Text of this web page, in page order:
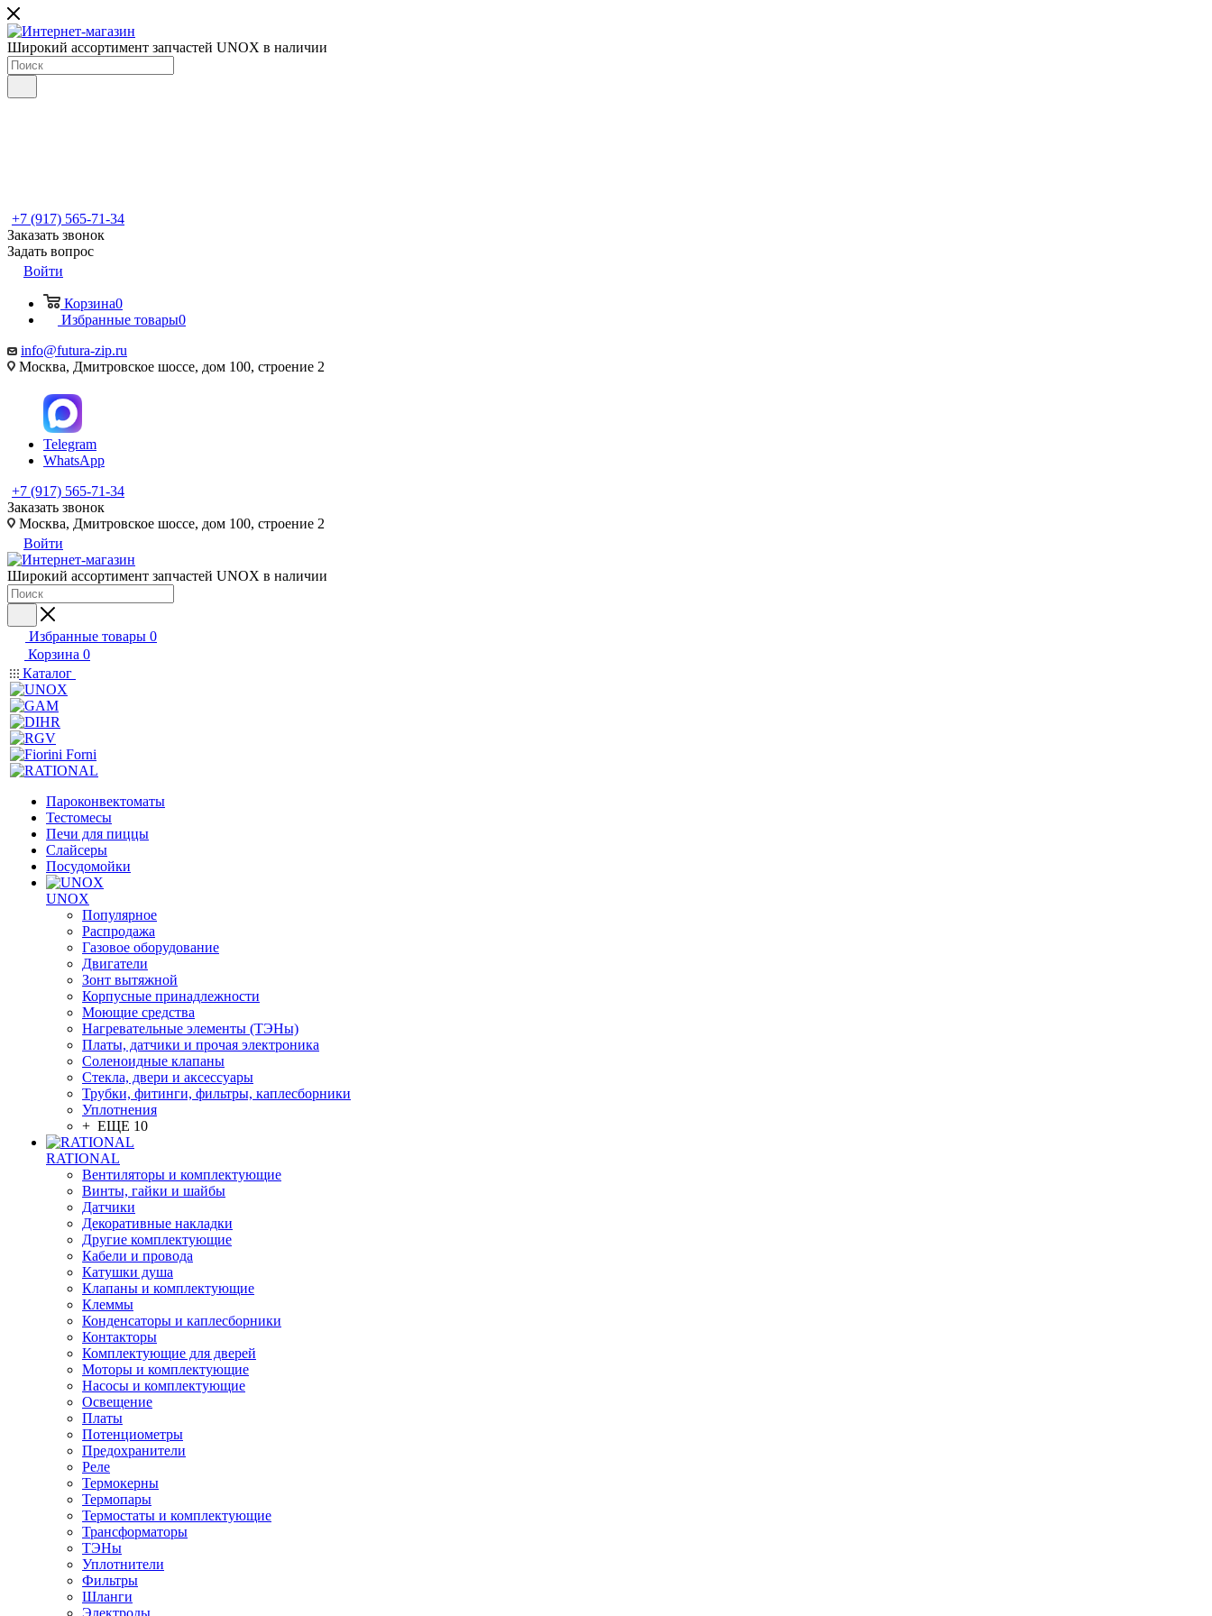
Широкий ассортимент запчастей UNOX в наличии
+7 (917) 565-71-34
Заказать звонок
Задать вопрос
Войти
Корзина0
Избранные товары0
info@futura-zip.ru
Москва, Дмитровское шоссе, дом 100, строение 2
Telegram
WhatsApp
+7 (917) 565-71-34
Заказать звонок
Москва, Дмитровское шоссе, дом 100, строение 2
Войти
Широкий ассортимент запчастей UNOX в наличии
Избранные товары 0
Корзина 0
Каталог
Пароконвектоматы
Тестомесы
Печи для пиццы
Слайсеры
Посудомойки
UNOX
Популярное
Распродажа
Газовое оборудование
Двигатели
Зонт вытяжной
Корпусные принадлежности
Моющие средства
Нагревательные элементы (ТЭНы)
Платы, датчики и прочая электроника
Соленоидные клапаны
Стекла, двери и аксессуары
Трубки, фитинги, фильтры, каплесборники
Уплотнения
+ ЕЩЕ 10
RATIONAL
Вентиляторы и комплектующие
Винты, гайки и шайбы
Датчики
Декоративные накладки
Другие комплектующие
Кабели и провода
Катушки душа
Клапаны и комплектующие
Клеммы
Конденсаторы и каплесборники
Контакторы
Комплектующие для дверей
Моторы и комплектующие
Насосы и комплектующие
Освещение
Платы
Потенциометры
Предохранители
Реле
Термокерны
Термопары
Термостаты и комплектующие
Трансформаторы
ТЭНы
Уплотнители
Фильтры
Шланги
Электроды